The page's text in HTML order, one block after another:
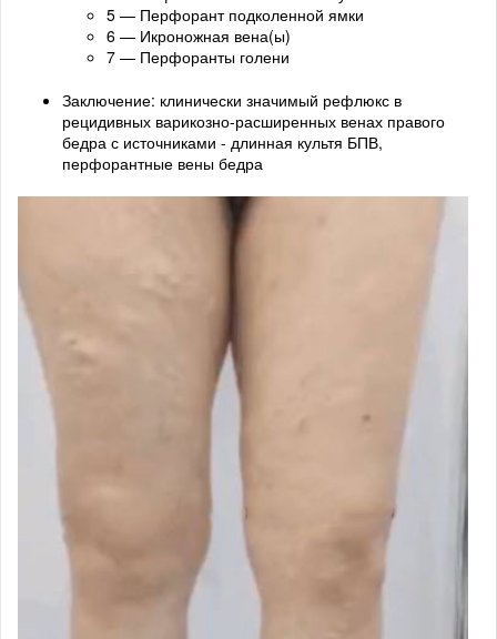
5 — Перфорант подколенной ямки
6 — Икроножная вена(ы)
7 — Перфоранты голени
Заключение: клинически значимый рефлюкс в
рецидивных варикозно-расширенных венах правого
бедра с источниками - длинная культя БПВ,
перфорантные вены бедра